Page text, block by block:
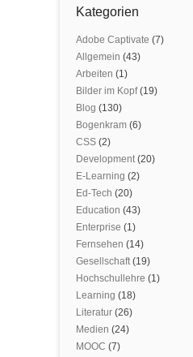
Kategorien
Adobe Captivate (7)
Allgemein (43)
Arbeiten (1)
Bilder im Kopf(19)
Blog (130)
Bogenkram (6)
CSS (2)
Development(20)
E-Learning (2)
Ed-Tech (20)
Education (43)
Enterprise (1)
Fernsehen (14)
Gesellschaft(19)
Hochschullehre (1)
Learning (18)
Literatur (26)
Medien (24)
MOOC (7)